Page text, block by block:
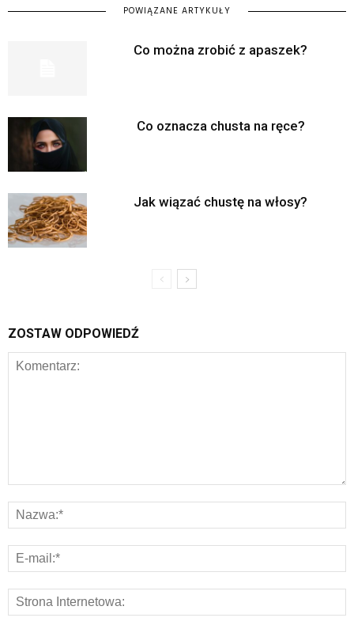
POWIĄZANE ARTYKUŁY
Co można zrobić z apaszek?
Co oznacza chusta na ręce?
Jak wiązać chustę na włosy?
ZOSTAW ODPOWIEDŹ